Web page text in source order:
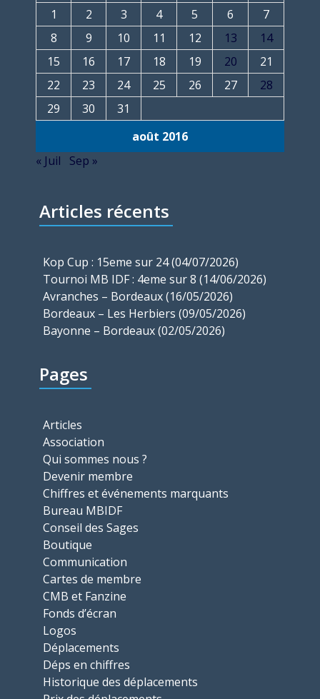
août 2016
1
2 3 4 5 6
7
8
9 10 11 12 13
14
15
16 17 18 19 20
21
22
23 24 25 26 27
28
29
30 31
« Juil Sep »
Articles récents
Kop Cup : 15eme sur 24 (04/07/2026)
Tournoi MB IDF : 4eme sur 8 (14/06/2026)
Avranches – Bordeaux (16/05/2026)
Bordeaux – Les Herbiers (09/05/2026)
Bayonne – Bordeaux (02/05/2026)
Pages
Articles
Association
Qui sommes nous ?
Devenir membre
Chiffres et événements marquants
Bureau MBIDF
Conseil des Sages
Boutique
Communication
Cartes de membre
CMB et Fanzine
Fonds d’écran
Logos
Déplacements
Déps en chiffres
Historique des déplacements